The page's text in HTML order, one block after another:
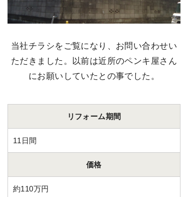
当社チラシをご覧になり、お問い合わせい
ただきました。以前は近所のペンキ屋さん
にお願いしていたとの事でした。
リフォーム期間
11日間
価格
約110万円